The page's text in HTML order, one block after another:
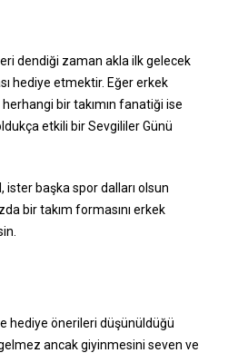
dendiği zaman akla ilk gelecek
hediye etmektir. Eğer erkek
bir takımın fanatiği ise
etkili bir Sevgililer Günü
başka spor dalları olsun
bir takım formasını erkek
hediye önerileri düşünüldüğü
ancak giyinmesini seven ve